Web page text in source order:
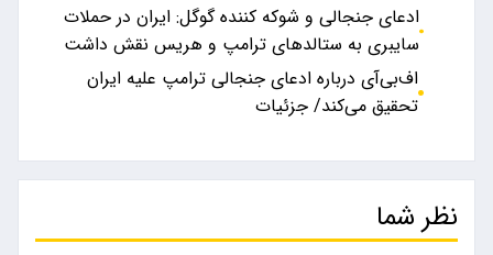
ادعای جنجالی و شوکه کننده گوگل: ایران در حملات
سایبری به ستالدهای ترامپ و هریس نقش داشت
اف‌بی‌آی درباره ادعای جنجالی ترامپ علیه ایران
تحقیق می‌کند/ جزئیات
نظر شما